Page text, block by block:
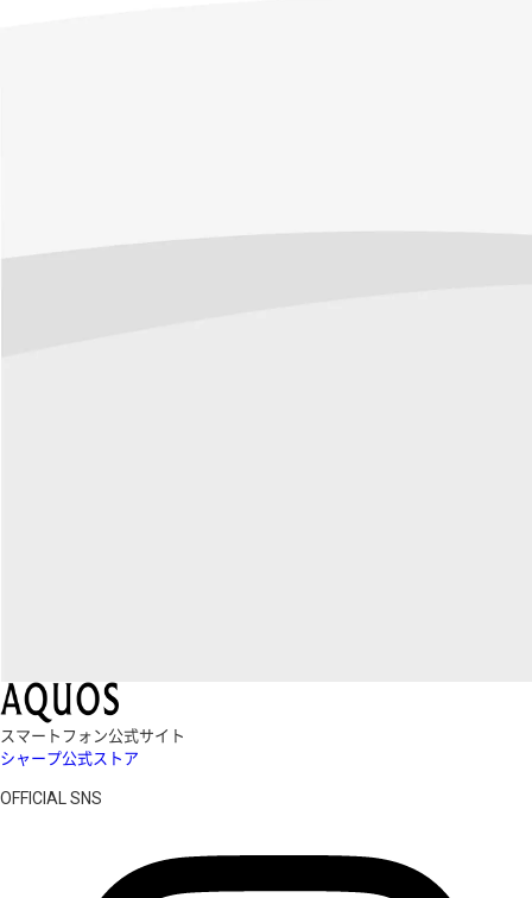
スマートフォン公式サイト
シャープ公式ストア
OFFICIAL SNS